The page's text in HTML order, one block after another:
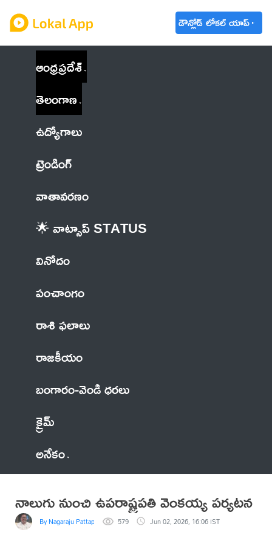
డౌన్లోడ్ లోకల్ యాప్
ఆంధ్రప్రదేశ్
తెలంగాణ
ఉద్యోగాలు
ట్రెండింగ్
వాతావరణం
🌟 వాట్సాప్ STATUS
వినోదం
పంచాంగం
రాశి ఫలాలు
రాజకీయం
బంగారం-వెండి ధరలు
క్రైమ్
అనేకం
నాలుగు నుంచి ఉపరాష్ట్రపతి వెంకయ్య పర్యటన
By Nagaraju Pattapalli 579 Jun 02, 2026, 16:06 IST